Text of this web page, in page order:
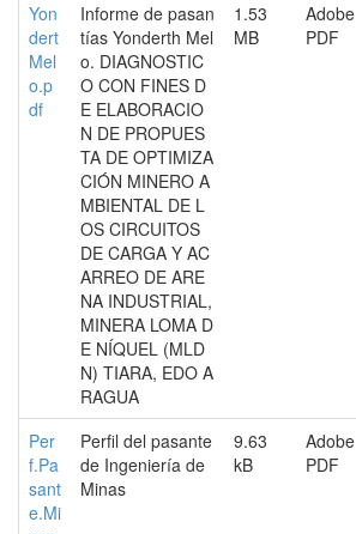
Yon
dert
Mel
o.p
df
Informe de pasan
tías Yonderth Mel
o. DIAGNOSTIC
O CON FINES D
E ELABORACIO
N DE PROPUES
TA DE OPTIMIZA
CIÓN MINERO A
MBIENTAL DE L
OS CIRCUITOS
DE CARGA Y AC
ARREO DE ARE
NA INDUSTRIAL,
MINERA LOMA D
E NÍQUEL (MLD
N) TIARA, EDO A
RAGUA
1.53
MB
Adobe
PDF
Per
f.Pa
sant
e.Mi
Perfil del pasante
de Ingeniería de
Minas
9.63
kB
Adobe
PDF